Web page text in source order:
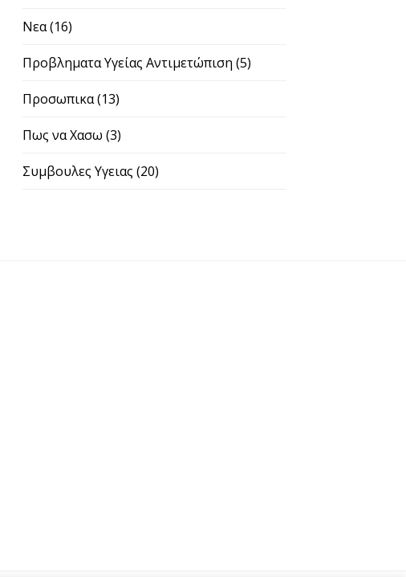
Νεα(16)
Προβληματα Υγείας Αντιμετώπιση (5)
Προσωπικα(13)
Πως να Χασω (3)
Συμβουλες Υγειας (20)